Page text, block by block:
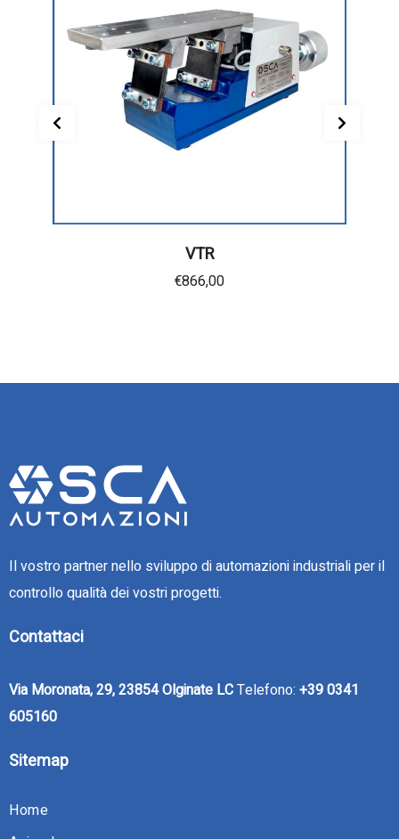
VTR
€866,00
Il vostro partner nello sviluppo di automazioni industriali per il
controllo qualità dei vostri progetti.
Contattaci
Via Moronata, 29, 23854 Olginate LCTelefono: +39 0341
605160
Sitemap
Home